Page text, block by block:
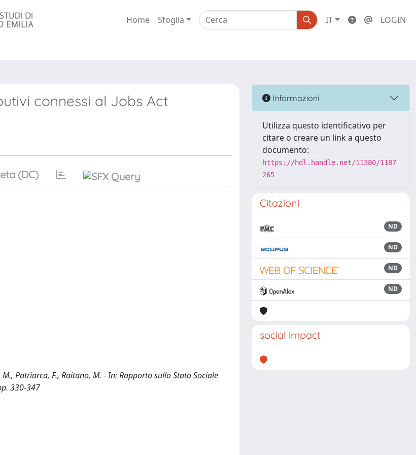
Home Sfoglia IT LOGIN
connessi al Jobs Act
(DC)
Patriarca, F., Raitano, M. - In: Rapporto sullo Stato Sociale
330-347
Informazioni
Utilizza questo identificativo per
citare o creare un link a questo
documento:
https://hdl.handle.net/11380/1187
265
Citazioni
ND
ND
ND
ND
social impact